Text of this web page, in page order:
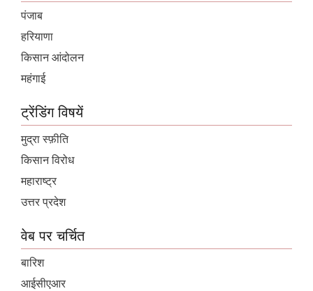
पंजाब
हरियाणा
किसान आंदोलन
महंगाई
ट्रेंडिंग विषयें
मुद्रा स्फ़ीति
किसान विरोध
महाराष्ट्र
उत्तर प्रदेश
वेब पर चर्चित
बारिश
आईसीएआर